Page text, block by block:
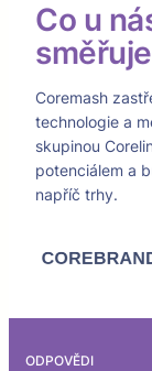
Co u
Coremash
technologie a
skupinou
potenciálem a
napříč trhy.
ODPOVĚDI